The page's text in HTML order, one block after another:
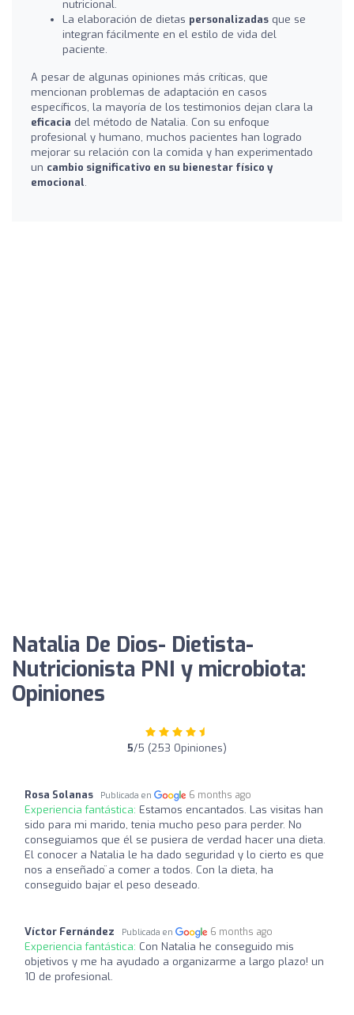
nutricional.
La elaboración de dietas personalizadas que se
integran fácilmente en el estilo de vida del
paciente.
A pesar de algunas opiniones más críticas, que
mencionan problemas de adaptación en casos
específicos, la mayoría de los testimonios dejan clara la
eficacia del método de Natalia. Con su enfoque
profesional y humano, muchos pacientes han logrado
mejorar su relación con la comida y han experimentado
un cambio significativo en su bienestar físico y
emocional.
Natalia De Dios- Dietista-
Nutricionista PNI y microbiota:
Opiniones
5/5 (253 Opiniones)
Rosa Solanas Publicada en 6 months ago
Experiencia fantástica: Estamos encantados. Las visitas han
sido para mi marido, tenia mucho peso para perder. No
conseguiamos que él se pusiera de verdad hacer una dieta.
El conocer a Natalia le ha dado seguridad y lo cierto es que
nos a enseñado ̈a comer a todos. Con la dieta, ha
conseguido bajar el peso deseado.
Víctor Fernández Publicada en 6 months ago
Experiencia fantástica: Con Natalia he conseguido mis
objetivos y me ha ayudado a organizarme a largo plazo! un
10 de profesional.